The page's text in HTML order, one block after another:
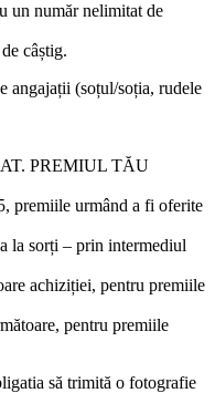
un număr nelimitat de
câștig.
angajații (soțul/soția, rudele
PREMIUL TĂU
premiile urmând a fi oferite
la sorți – prin intermediul
achiziției, pentru premiile
pentru premiile
să trimită o fotografie